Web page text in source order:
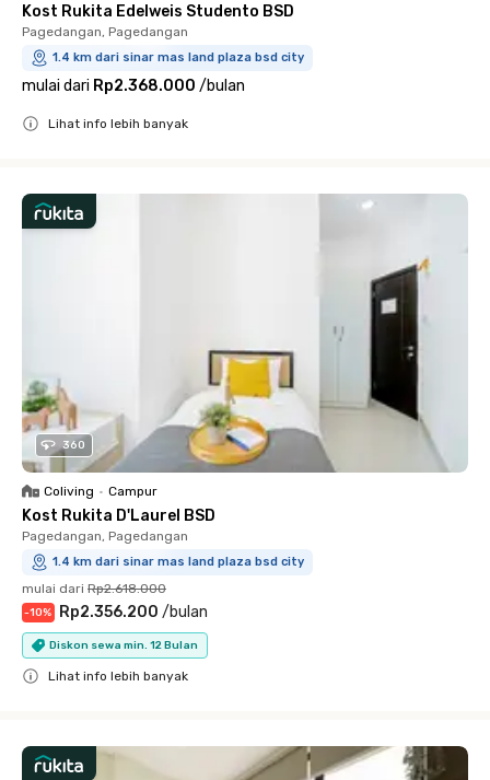
Kost Rukita Edelweis Studento BSD
Pagedangan, Pagedangan
1.4 km dari sinar mas land plaza bsd city
mulai dari Rp2.368.000 /bulan
Lihat info lebih banyak
360
Coliving • Campur
Kost Rukita D'Laurel BSD
Pagedangan, Pagedangan
1.4 km dari sinar mas land plaza bsd city
mulai dari Rp2.618.000
-10% Rp2.356.200 /bulan
Diskon sewa min. 12 Bulan
Lihat info lebih banyak